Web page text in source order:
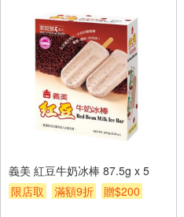
義美 紅豆牛奶冰棒 87.5g x 5
限店取
滿額9折 贈$200